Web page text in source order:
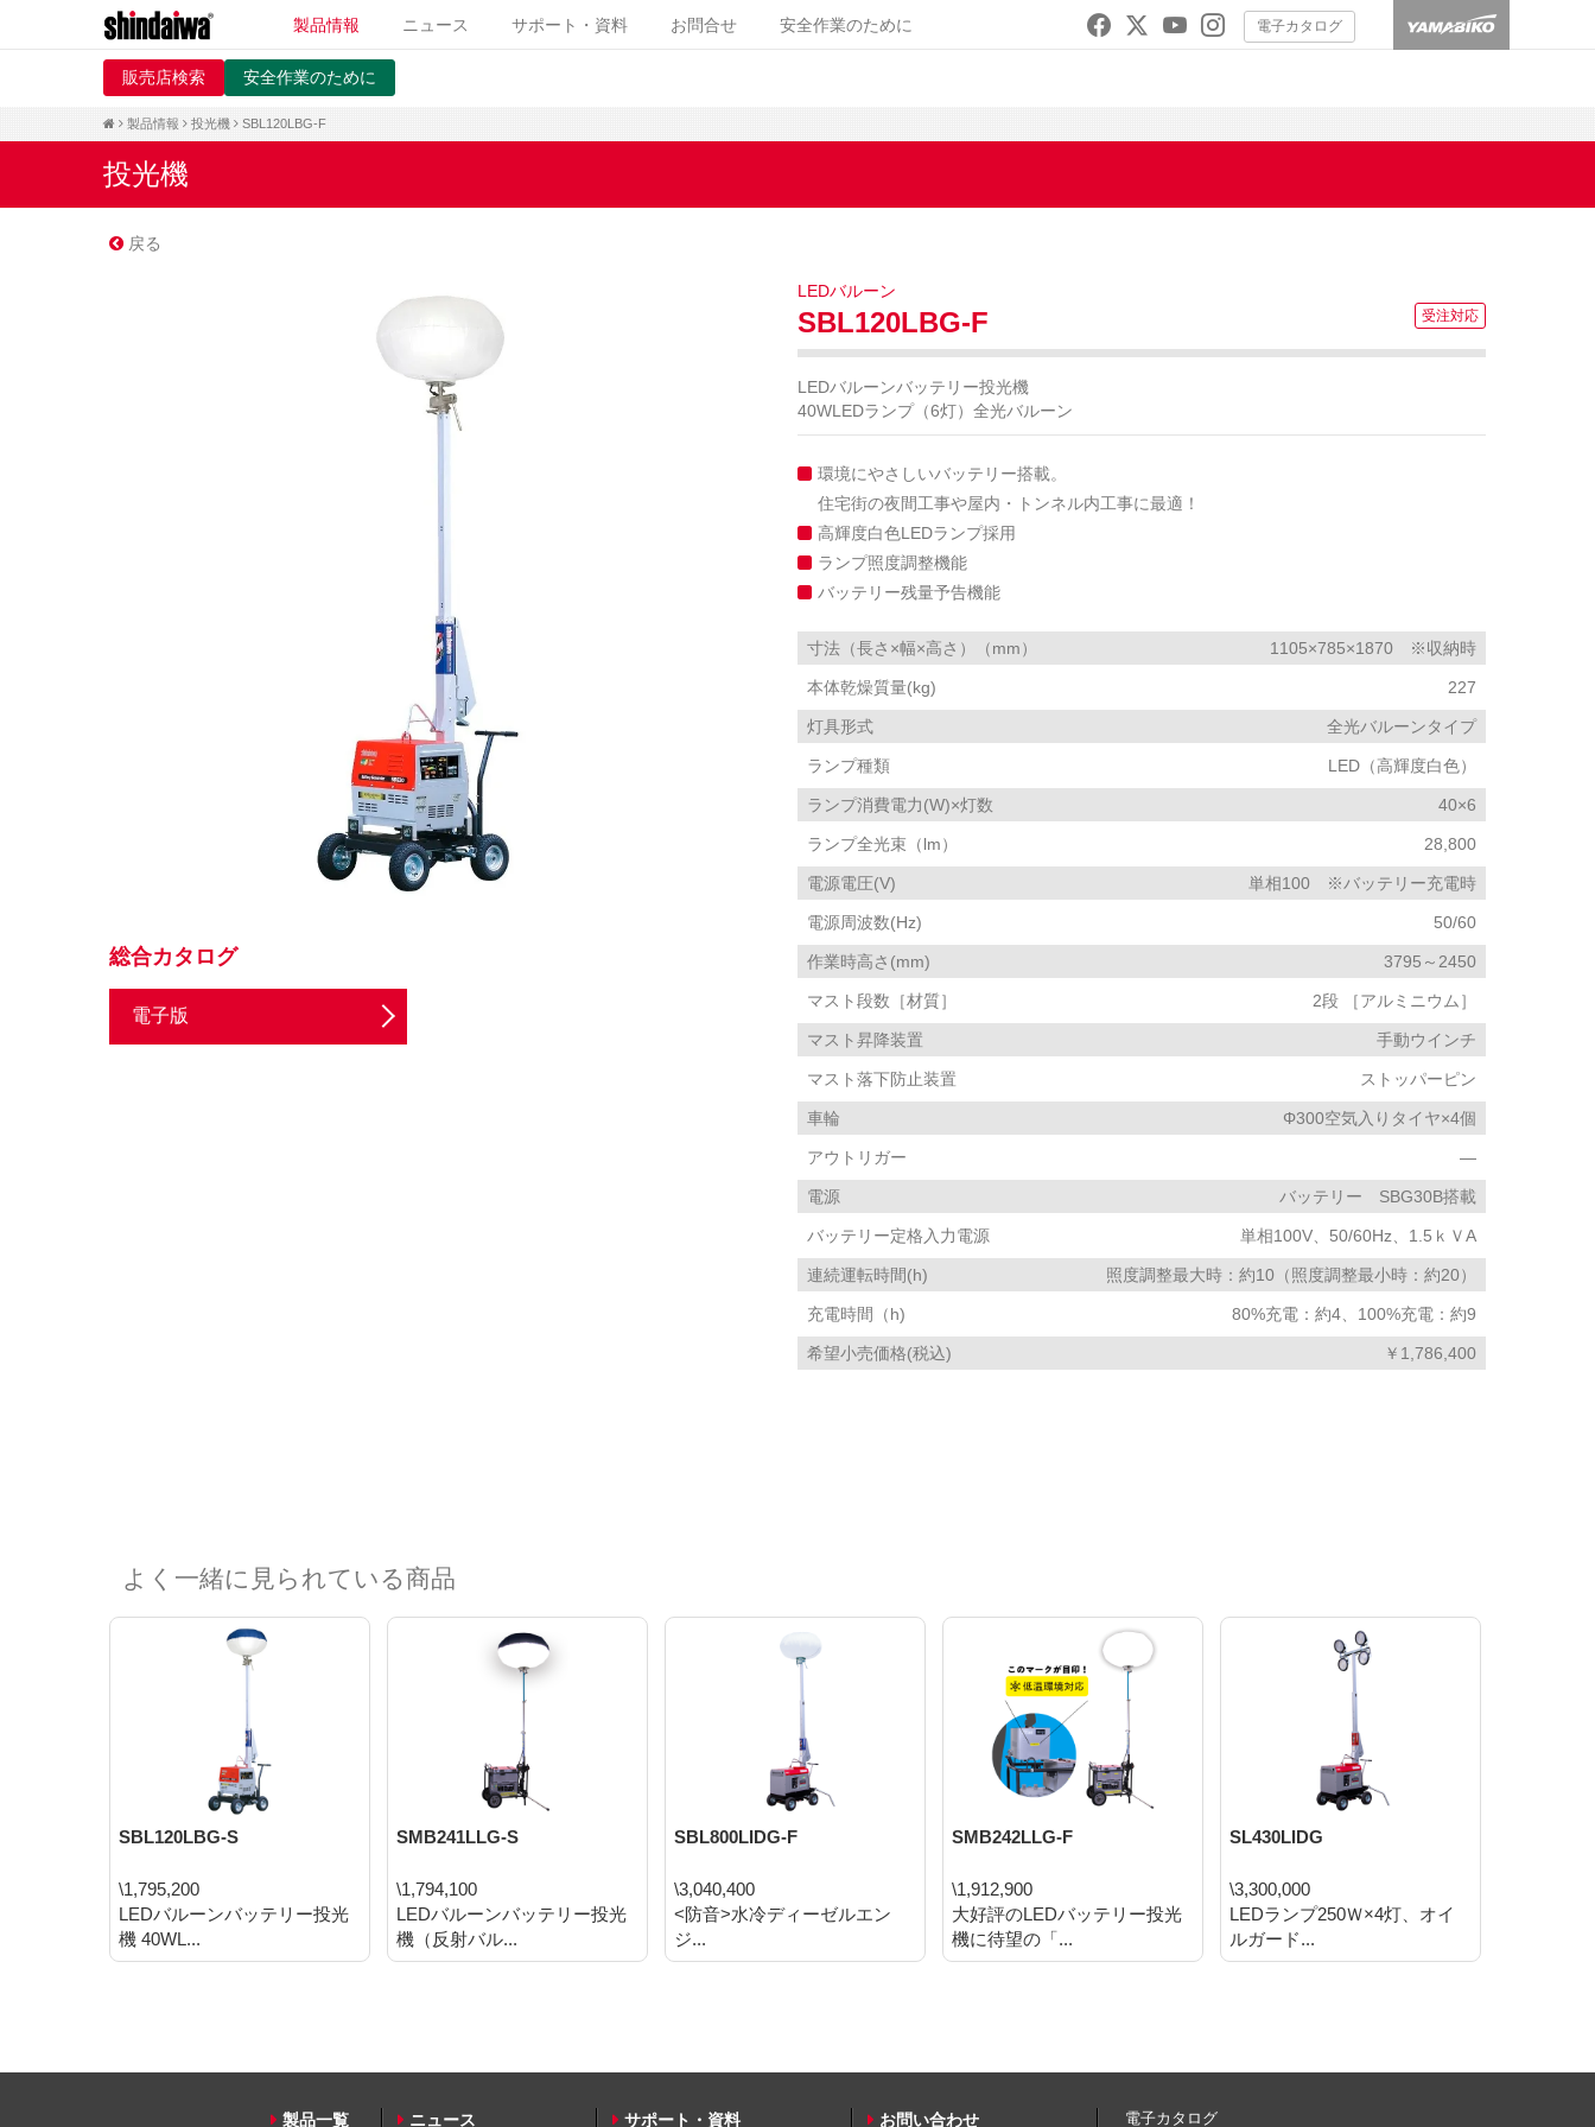
製品情報 ニュース サポート・資料 お問合せ 安全作業のために 電子カタログ
販売店検索 安全作業のために
製品情報 投光機 SBL120LBG-F
投光機
戻る
総合カタログ
電子版
LEDバルーン
SBL120LBG-F
LEDバルーンバッテリー投光機
40WLEDランプ（6灯）全光バルーン
環境にやさしいバッテリー搭載。
住宅街の夜間工事や屋内・トンネル内工事に最適！
高輝度白色LEDランプ採用
ランプ照度調整機能
バッテリー残量予告機能
寸法（長さ×幅×高さ）（mm） 1105×785×1870 ※収納時
本体乾燥質量(kg) 227
灯具形式 全光バルーンタイプ
ランプ種類 LED（高輝度白色）
ランプ消費電力(W)×灯数 40×6
ランプ全光束（lm） 28,800
電源電圧(V) 単相100 ※バッテリー充電時
電源周波数(Hz) 50/60
作業時高さ(mm) 3795～2450
マスト段数［材質］ 2段 ［アルミニウム］
マスト昇降装置 手動ウインチ
マスト落下防止装置 ストッパーピン
車輪 Φ300空気入りタイヤ×4個
アウトリガー ―
電源 バッテリー SBG30B搭載
バッテリー定格入力電源 単相100V、50/60Hz、1.5ｋＶA
連続運転時間(h) 照度調整最大時：約10（照度調整最小時：約20）
充電時間（h) 80%充電：約4、100%充電：約9
希望小売価格(税込) ￥1,786,400
よく一緒に見られている商品
SBL120LBG-S
\1,795,200
LEDバルーンバッテリー投光
機 40WL...
SMB241LLG-S
\1,794,100
LEDバルーンバッテリー投光
機（反射バル...
SBL800LIDG-F
\3,040,400
<防音>水冷ディーゼルエン
ジ...
SMB242LLG-F
\1,912,900
大好評のLEDバッテリー投光
機に待望の「...
SL430LIDG
\3,300,000
LEDランプ250Ｗ×4灯、オイ
ルガード...
製品一覧 ニュース サポート・資料 お問い合わせ 電子カタログ